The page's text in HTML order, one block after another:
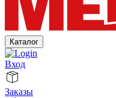
Каталог
Вход
Заказы